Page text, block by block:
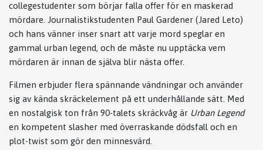
collegestudenter som börjar falla offer för en maskerad
mördare. Journalistikstudenten Paul Gardener (Jared Leto)
och hans vänner inser snart att varje mord speglar en
gammal urban legend, och de måste nu upptäcka vem
mördaren är innan de själva blir nästa offer.
Filmen erbjuder flera spännande vändningar och använder
sig av kända skräckelement på ett underhållande sätt. Med
en nostalgisk ton från 90-talets skräckvåg är Urban Legend
en kompetent slasher med överraskande dödsfall och en
plot-twist som gör den minnesvärd.